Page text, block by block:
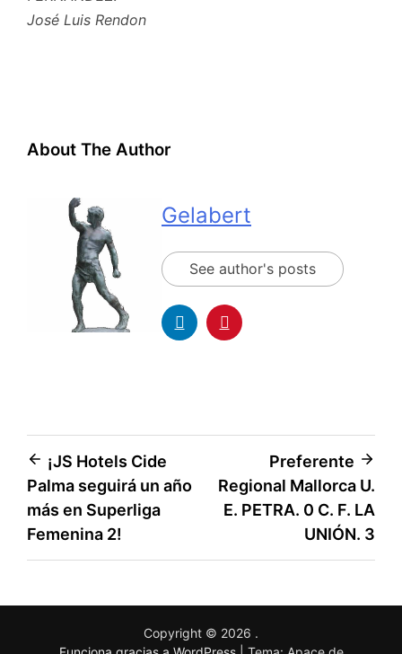
José Luis Rendon
About The Author
Gelabert
See author's posts
¡JS Hotels Cide
Palma seguirá un año
más en Superliga
Femenina 2!
Preferente
Regional Mallorca U.
E. PETRA. 0 C. F. LA
UNIÓN. 3
Copyright © 2026 .